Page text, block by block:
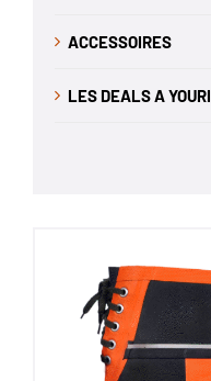
ACCESSOIRES
LES DEALS A YOURI